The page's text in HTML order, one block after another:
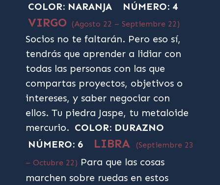
COLOR: NARANJA
NÚMERO: 4
VIRGO (Agosto 22 – Septiembre 22)
Socios no te faltarán. Pero eso sí,
tendrás que aprender a lidiar con
todas las personas con las que
compartas proyectos, objetivos o
intereses, y saber negociar con
ellos. Tu piedra Jaspe, tu metaloide
mercurio. COLOR: DURAZNO
NÚMERO: 6
LIBRA
(Septiembre 23
– Octubre 22) Para que las cosas
marchen sobre ruedas en estos